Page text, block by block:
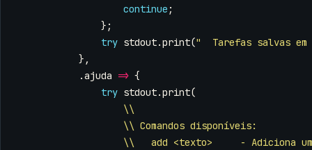
continue ;
};
try stdout.print("  Tarefas salvas
},
.ajuda => {
try stdout.print(
\\
\\ Comandos disponíveis:
\\   add <texto>     - Adiciona